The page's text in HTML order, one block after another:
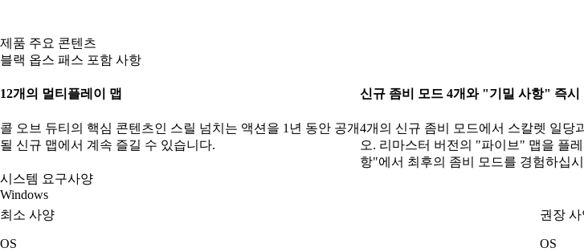
제품 주요 콘텐츠
블랙 옵스 패스 포함 사항
12개의 멀티플레이 맵
콜 오브 듀티의 핵심 콘텐츠인 스릴 넘치는 액션을 1년 동안 공개
될 신규 맵에서 계속 즐길 수 있습니다.
신규 좀비 모드 4개와 "기밀 사항" 즉시
4개의 신규 좀비 모드에서 스칼렛 일당
오. 리마스터 버전의 "파이브" 맵을 플
항"에서 최후의 좀비 모드를 경험하십
시스템 요구사양
Windows
최소 사양
OS
권장
OS